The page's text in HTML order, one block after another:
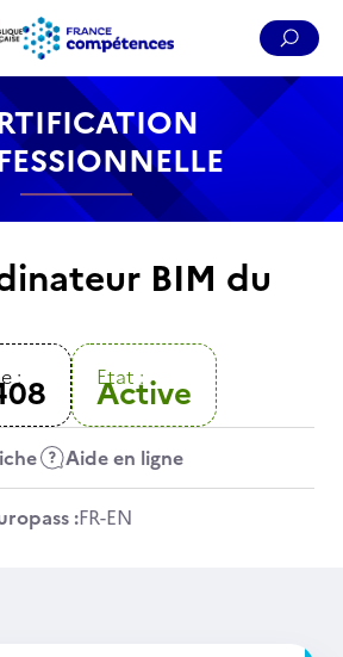
Menu Pied de page
navigation
BIM du
: Etat :
Active
Aide en ligne
:FR-EN